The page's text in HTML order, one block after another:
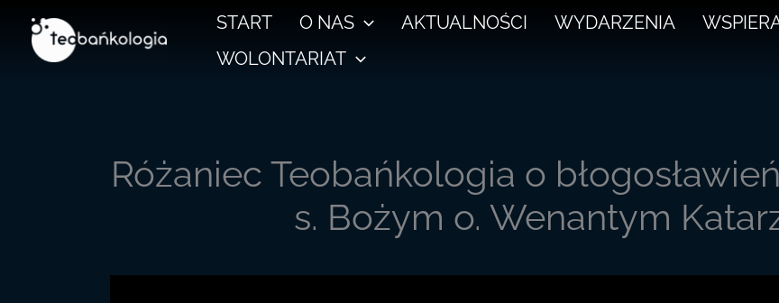
Przejdź
treści
START O NAS AKTUALNOŚCI WYDARZENIA
WOLONTARIAT
Różaniec Teobańkologia o
s. Bożym o. Wenantym